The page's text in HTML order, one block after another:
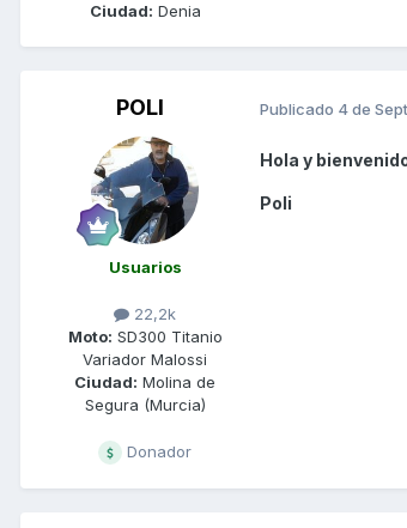
Ciudad: Denia
POLI
Usuarios
22,2k
Moto: SD300 Titanio
Variador Malossi
Ciudad: Molina de
Segura (Murcia)
Donador
Publicado 4 de
Hola y
Poli